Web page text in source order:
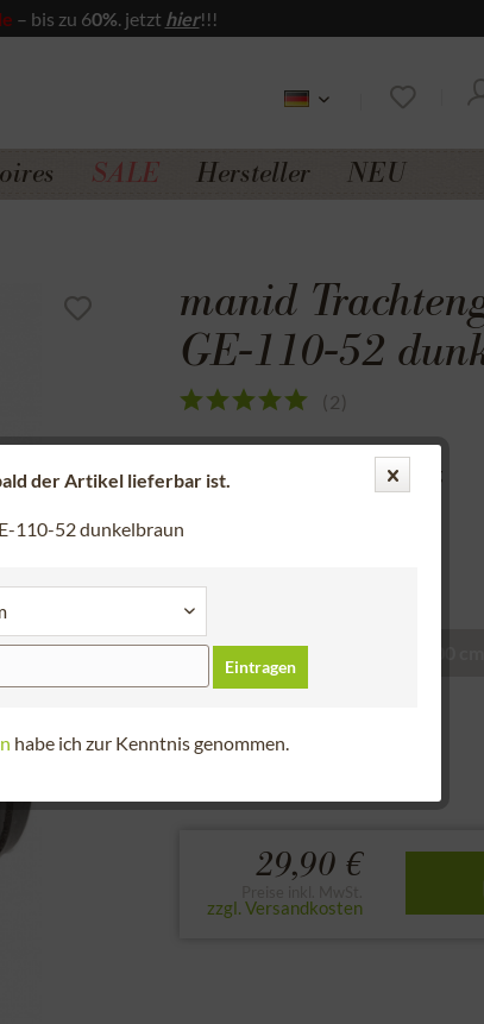
– bis zu 60%. jetzt hier!!!
SALE Hersteller NEU
manid
GE-110-52
( 2)
Sicherer Kauf auf Rechnung
Bitte Länge auswählen:
85 cm 90 cm
zur Größentabelle
29,90 €
zzgl. Versandkosten
der Artikel lieferbar ist.
110-52 dunkelbraun
Eintragen
habe ich zur Kenntnis genommen.